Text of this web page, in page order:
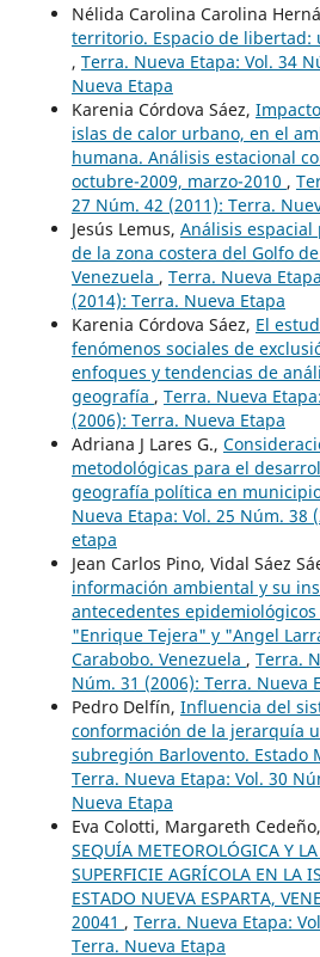
Nélida Carolina Carolina
territorio. Espacio de libertad:
, Terra. Nueva Etapa: Vol. 34
Nueva Etapa
Karenia Córdova Sáez,
islas de calor urbano, en el
humana. Análisis estacional
octubre-2009, marzo-2010 ,
27 Núm. 42 (2011): Terra.
Jesús Lemus, Análisis
de la zona costera del Golfo
Venezuela , Terra. Nueva
(2014): Terra. Nueva Etapa
Karenia Córdova Sáez, El
fenómenos sociales de
enfoques y tendencias de
geografía , Terra. Nueva
(2006): Terra. Nueva Etapa
Adriana J Lares G.,
metodológicas para el
geografía política en
Nueva Etapa: Vol. 25 Núm. 38
etapa
Jean Carlos Pino, Vidal Sáez
información ambiental y su
antecedentes
"Enrique Tejera" y "Angel
Carabobo. Venezuela , Terra.
Núm. 31 (2006): Terra. Nueva
Pedro Delfín, Influencia del
conformación de la jerarquía
subregión Barlovento. Estado
Terra. Nueva Etapa: Vol. 30
Nueva Etapa
Eva Colotti, Margareth
SEQUÍA METEOROLÓGICA Y
SUPERFICIE AGRÍCOLA EN LA
ESTADO NUEVA ESPARTA,
20041 , Terra. Nueva Etapa:
Terra. Nueva Etapa